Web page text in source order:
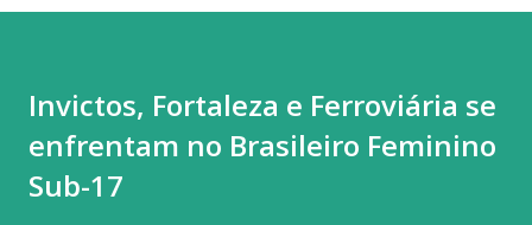
paulista. A venda de ingressos começa neste sábado (8),
pelo site da Ticketmaster. Esta será a quarta vez que São
Paulo recebe a competição. Além de 2025, a cidade abrigou
Invictos, Fortaleza e Ferroviária se
enfrentam no Brasileiro Feminino
Sub-17